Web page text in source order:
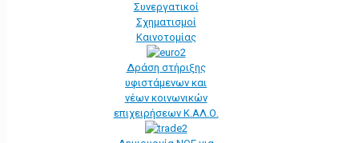
Συνεργατικοί
Σχηματισμοί
Καινοτομίας
Δράση στήριξης
υφιστάμενων και
νέων κοινωνικών
επιχειρήσεων Κ.ΑΛ.Ο.